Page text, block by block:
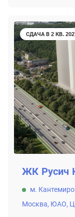
СДАЧА В 2 КВ.
ЖК Русич
м.
Москва, ЮАО,